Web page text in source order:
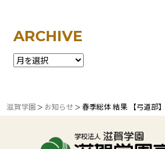
ARCHIVE
滋賀学園 ＞ お知らせ ＞ 春季総体 結果 【弓道部】